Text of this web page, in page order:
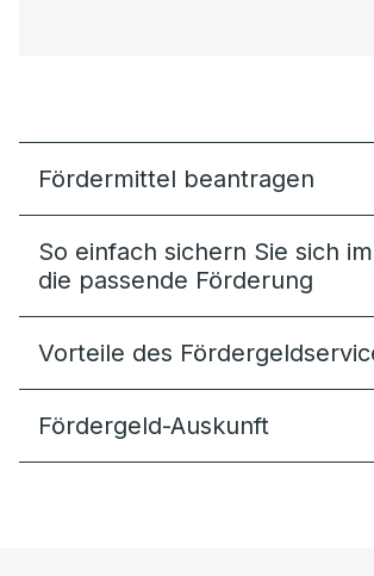
Fördermittel beantragen
So einfach sichern Sie sich
die passende Förderung
Vorteile des
Fördergeld-Auskunft